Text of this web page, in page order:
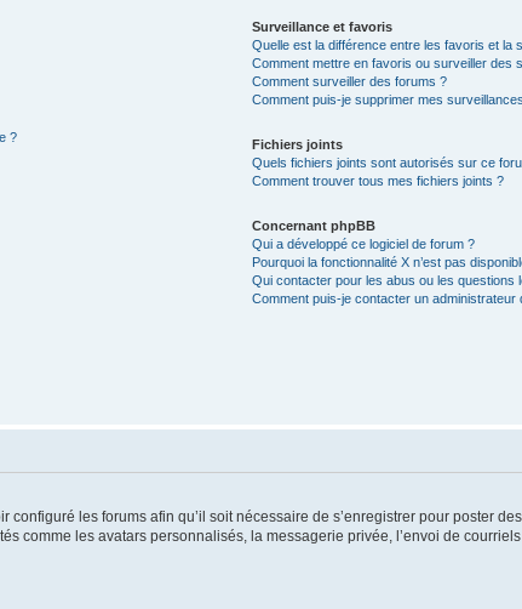
?
Surveillance et favoris
Quelle est la différence entre les favoris et la
Comment mettre en favoris ou surveiller des
Comment surveiller des forums ?
Comment puis-je supprimer mes
Fichiers joints
Quels fichiers joints sont autorisés sur ce
Comment trouver tous mes fichiers joints ?
Concernant phpBB
Qui a développé ce logiciel de forum ?
Pourquoi la fonctionnalité X n’est pas
Qui contacter pour les abus ou les questions
Comment puis-je contacter un administrateur
les forums afin qu’il soit nécessaire de s’enregistrer pour poster
comme les avatars personnalisés, la messagerie privée, l’envoi de